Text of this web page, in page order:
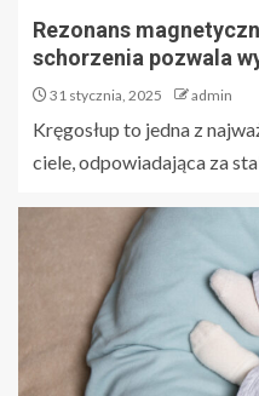
Rezonans
schorzenia pozwala
31 stycznia, 2025 admin
Kręgosłup to jedna z
ciele, odpowiadająca za